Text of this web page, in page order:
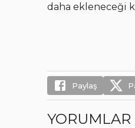
daha ekleneceği
Paylaş
YORUMLAR